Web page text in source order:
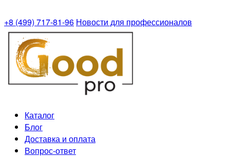
+8 (499) 717-81-96 Новости для профессионалов
Каталог
Блог
Доставка и оплата
Вопрос-ответ